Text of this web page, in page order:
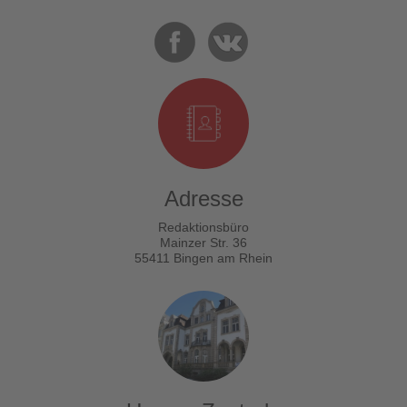
Adresse
Redaktionsbüro
Mainzer Str. 36
55411 Bingen am Rhein